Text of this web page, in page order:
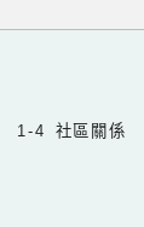
1-4 社區關係